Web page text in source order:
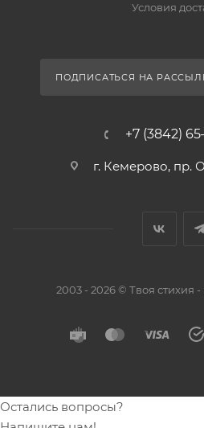
Условия
ПОДПИСАТЬСЯ НА
+7 (3842)
г. Кемерово, пр.
2003 - 2026 © Твоя стихия
Остались вопросы?